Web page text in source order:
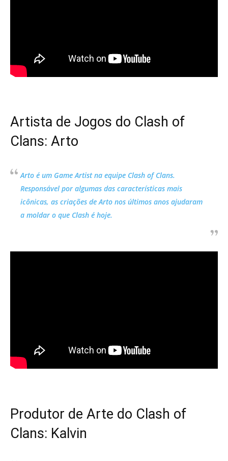
Artista de Jogos do Clash of
Clans: Arto
Arto é um Game Artist na equipe Clash of Clans.
Responsável por algumas das características mais
icônicas, as criações de Arto nos últimos anos ajudaram
a moldar o que Clash é hoje.
Produtor de Arte do Clash of
Clans: Kalvin